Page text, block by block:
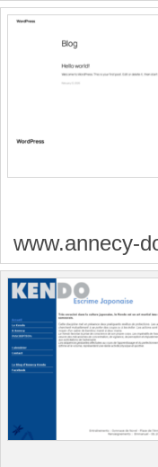
www.annecy-